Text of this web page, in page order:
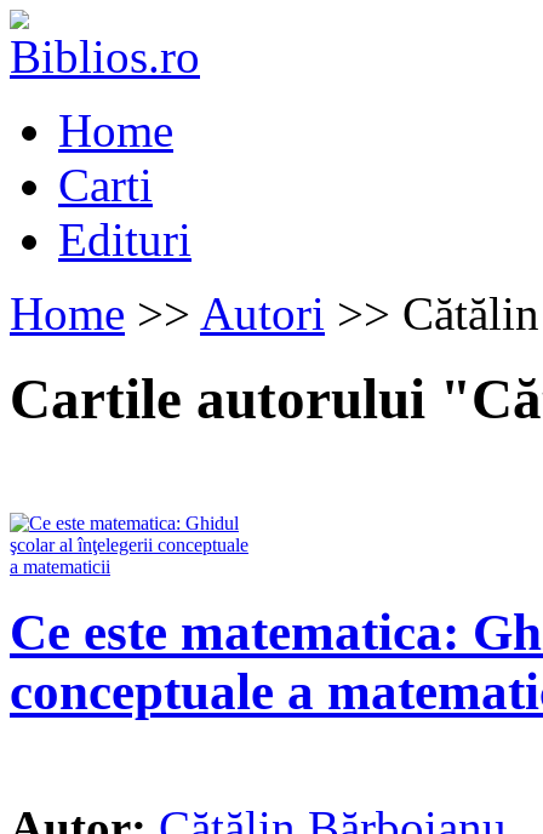
Home
Carti
Edituri
Home >> Autori >>
Cartile autorului
Ce este matematica:
conceptuale a